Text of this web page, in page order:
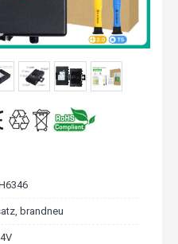
brandneu